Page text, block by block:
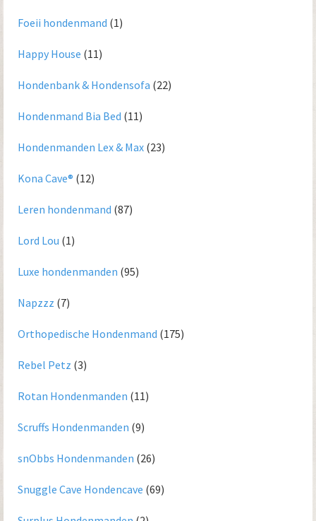
Foeii hondenmand (1)
Happy House (11)
Hondenbank & Hondensofa (22)
Hondenmand Bia Bed (11)
Hondenmanden Lex & Max (23)
Kona Cave® (12)
Leren hondenmand (87)
Lord Lou (1)
Luxe hondenmanden (95)
Napzzz (7)
Orthopedische Hondenmand (175)
Rebel Petz (3)
Rotan Hondenmanden (11)
Scruffs Hondenmanden (9)
snObbs Hondenmanden (26)
Snuggle Cave Hondencave (69)